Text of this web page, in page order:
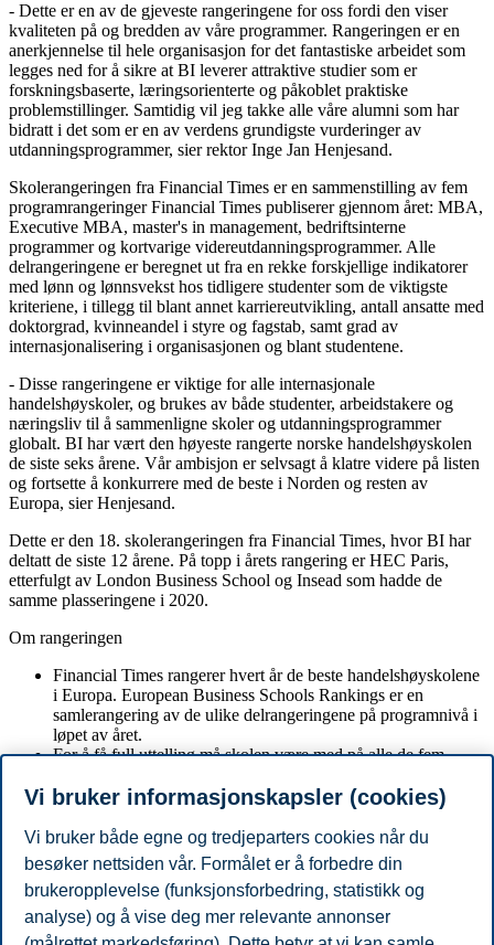
- Dette er en av de gjeveste rangeringene for oss fordi den viser
kvaliteten på og bredden av våre programmer. Rangeringen er en
anerkjennelse til hele organisasjon for det fantastiske arbeidet som
legges ned for å sikre at BI leverer attraktive studier som er
forskningsbaserte, læringsorienterte og påkoblet praktiske
problemstillinger. Samtidig vil jeg takke alle våre alumni som har
bidratt i det som er en av verdens grundigste vurderinger av
utdanningsprogrammer, sier rektor Inge Jan Henjesand.
Skolerangeringen fra Financial Times er en sammenstilling av fem
programrangeringer Financial Times publiserer gjennom året: MBA,
Executive MBA, master's in management, bedriftsinterne
programmer og kortvarige videreutdanningsprogrammer. Alle
delrangeringene er beregnet ut fra en rekke forskjellige indikatorer
med lønn og lønnsvekst hos tidligere studenter som de viktigste
kriteriene, i tillegg til blant annet karriereutvikling, antall ansatte med
doktorgrad, kvinneandel i styre og fagstab, samt grad av
internasjonalisering i organisasjonen og blant studentene.
- Disse rangeringene er viktige for alle internasjonale
handelshøyskoler, og brukes av både studenter, arbeidstakere og
næringsliv til å sammenligne skoler og utdanningsprogrammer
globalt. BI har vært den høyeste rangerte norske handelshøyskolen
de siste seks årene. Vår ambisjon er selvsagt å klatre videre på listen
og fortsette å konkurrere med de beste i Norden og resten av
Europa, sier Henjesand.
Dette er den 18. skolerangeringen fra Financial Times, hvor BI har
deltatt de siste 12 årene. På topp i årets rangering er HEC Paris,
etterfulgt av London Business School og Insead som hadde de
samme plasseringene i 2020.
Om rangeringen
Financial Times rangerer hvert år de beste handelshøyskolene
i Europa. European Business Schools Rankings er en
samlerangering av de ulike delrangeringene på programnivå i
løpet av året.
For å få full uttelling må skolen være med på alle de fem
BI er rangert med en 50. plass av totalt 95 skoler. Denne
plasseringen er den fjerde beste i Norden etter Stockholm
School of Economics, Copenhagen Business School og Aalto
University i Finland.
Dette er den 12. gang BI er med på rangeringen, som startet i
2003.
Del artikkelen:
Vi bruker informasjonskapsler (cookies)
Vi bruker både egne og tredjeparters cookies når du
besøker nettsiden vår. Formålet er å forbedre din
brukeropplevelse (funksjonsforbedring, statistikk og
analyse) og å vise deg mer relevante annonser